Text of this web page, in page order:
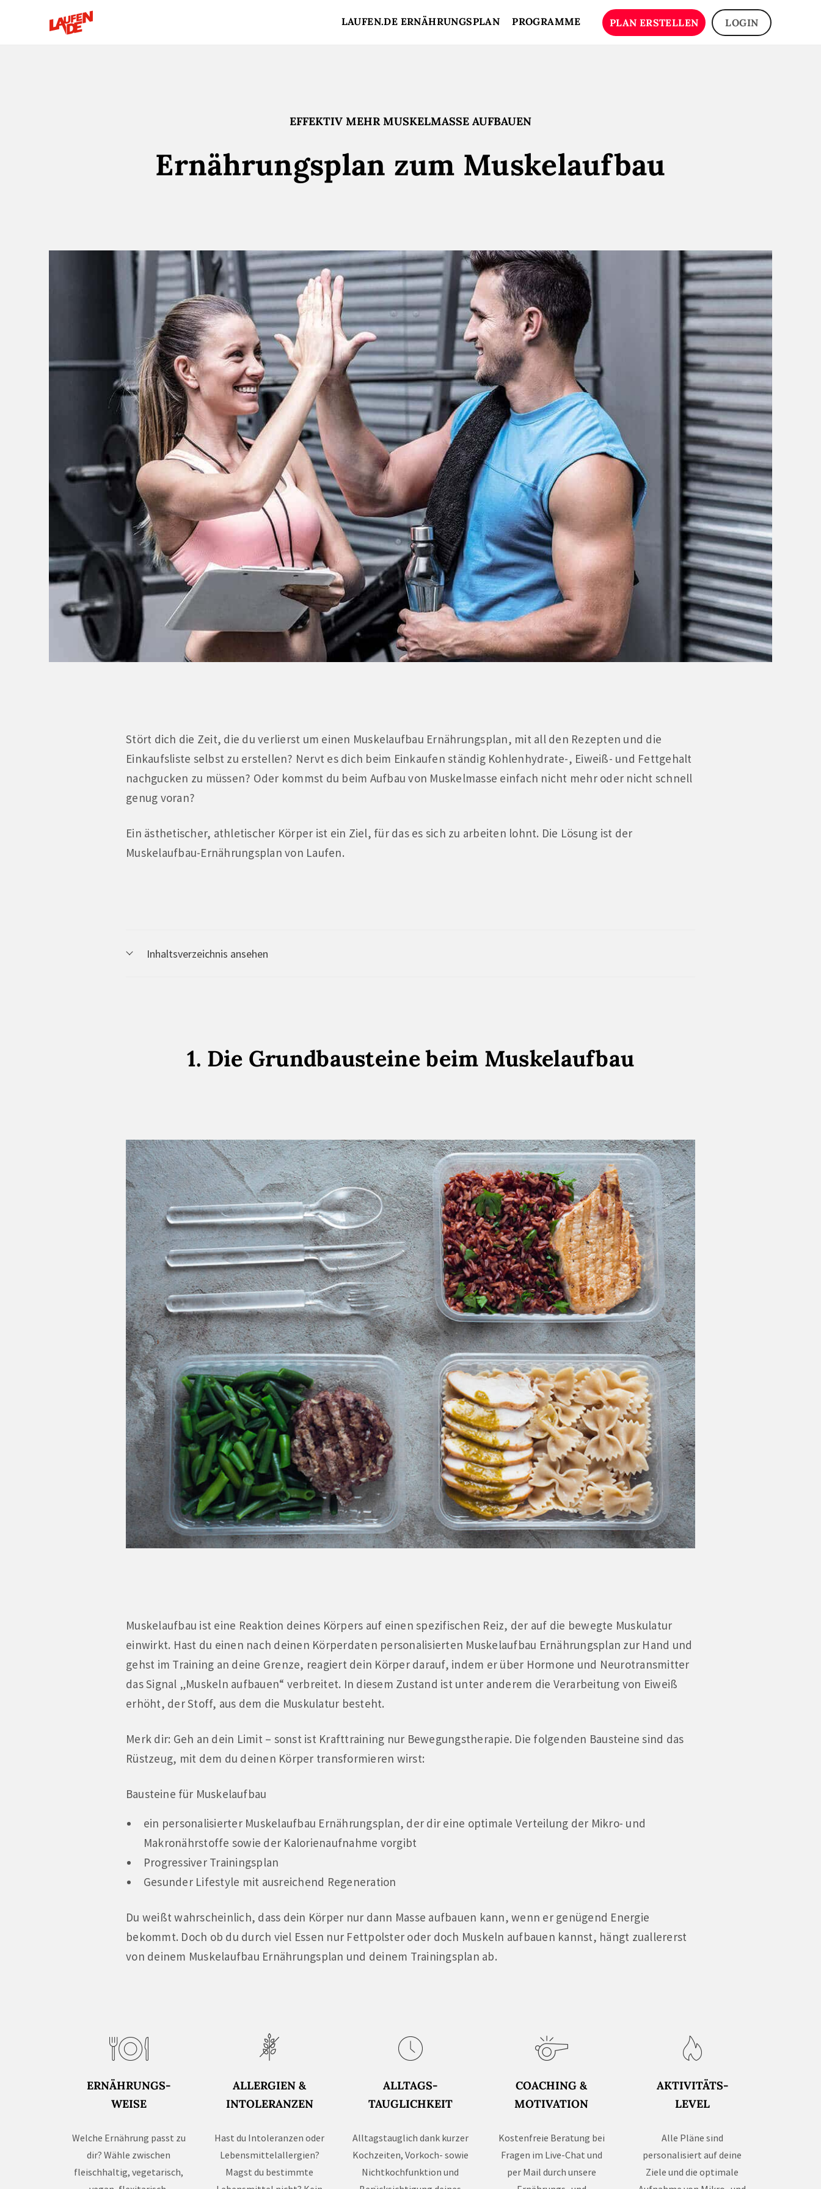
LAUFEN.DE ERNÄHRUNGSPLAN PROGRAMME PLAN ERSTELLEN LOGIN
EFFEKTIV MEHR MUSKELMASSE AUFBAUEN
Ernährungsplan zum Muskelaufbau
Stört dich die Zeit, die du verlierst um einen Muskelaufbau Ernährungsplan, mit all den Rezepten und die
Einkaufsliste selbst zu erstellen? Nervt es dich beim Einkaufen ständig Kohlenhydrate-, Eiweiß- und Fettgehalt
nachgucken zu müssen? Oder kommst du beim Aufbau von Muskelmasse einfach nicht mehr oder nicht schnell
genug voran?
Ein ästhetischer, athletischer Körper ist ein Ziel, für das es sich zu arbeiten lohnt. Die Lösung ist der
Muskelaufbau-Ernährungsplan von Laufen.
Inhaltsverzeichnis ansehen
1. Die Grundbausteine beim Muskelaufbau
Muskelaufbau ist eine Reaktion deines Körpers auf einen spezifischen Reiz, der auf die bewegte Muskulatur
einwirkt. Hast du einen nach deinen Körperdaten personalisierten Muskelaufbau Ernährungsplan zur Hand und
gehst im Training an deine Grenze, reagiert dein Körper darauf, indem er über Hormone und Neurotransmitter
das Signal „Muskeln aufbauen“ verbreitet. In diesem Zustand ist unter anderem die Verarbeitung von Eiweiß
erhöht, der Stoff, aus dem die Muskulatur besteht.
Merk dir: Geh an dein Limit – sonst ist Krafttraining nur Bewegungstherapie. Die folgenden Bausteine sind das
Rüstzeug, mit dem du deinen Körper transformieren wirst:
Bausteine für Muskelaufbau
ein personalisierter Muskelaufbau Ernährungsplan, der dir eine optimale Verteilung der Mikro- und
Makronährstoffe sowie der Kalorienaufnahme vorgibt
Progressiver Trainingsplan
Gesunder Lifestyle mit ausreichend Regeneration
Du weißt wahrscheinlich, dass dein Körper nur dann Masse aufbauen kann, wenn er genügend Energie
bekommt. Doch ob du durch viel Essen nur Fettpolster oder doch Muskeln aufbauen kannst, hängt zuallererst
von deinem Muskelaufbau Ernährungsplan und deinem Trainingsplan ab.
ERNÄHRUNGS-
WEISE
Welche Ernährung passt zu
dir? Wähle zwischen
fleischhaltig, vegetarisch,
ALLERGIEN &
INTOLERANZEN
Hast du Intoleranzen oder
Lebensmittelallergien?
Magst du bestimmte
ALLTAGS-
TAUGLICHKEIT
Alltagstauglich dank kurzer
Kochzeiten, Vorkoch- sowie
Nichtkochfunktion und
COACHING &
MOTIVATION
Kostenfreie Beratung bei
Fragen im Live-Chat und
per Mail durch unsere
AKTIVITÄTS-
LEVEL
Alle Pläne sind
personalisiert auf deine
Ziele und die optimale